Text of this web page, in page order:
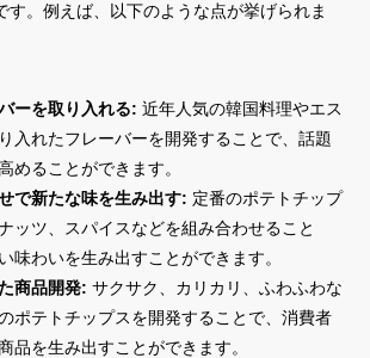
す。例えば、以下のような点が挙げられま
ーを取り入れる: 近年人気の韓国料理やエス
入れたフレーバーを開発することで、話題
めることができます。
で新たな味を生み出す: 定番のポテトチップ
ッツ、スパイスなどを組み合わせること
味わいを生み出すことができます。
商品開発: サクサク、カリカリ、ふわふわな
ポテトチップスを開発することで、消費者
品を生み出すことができます。